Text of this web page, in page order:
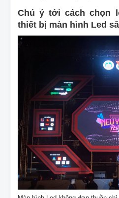
Chú ý tới cách chọn
thiết bị màn hình Led